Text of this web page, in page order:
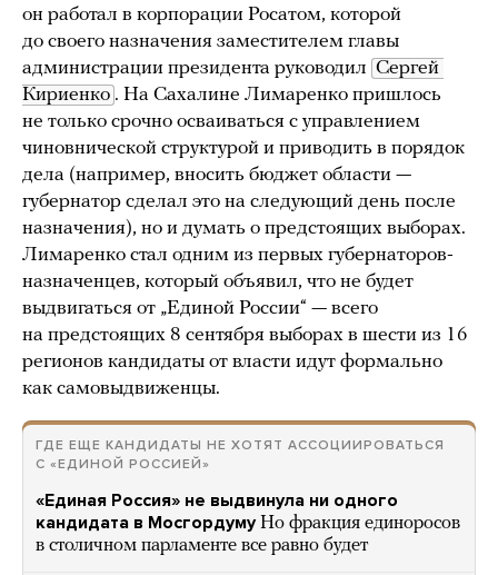
он работал в корпорации Росатом, которой
до своего назначения заместителем главы
администрации президента руководил Сергей
Кириенко . На Сахалине Лимаренко пришлось
не только срочно осваиваться с управлением
чиновнической структурой и приводить в порядок
дела (например, вносить бюджет области —
губернатор сделал это на следующий день после
назначения), но и думать о предстоящих выборах.
Лимаренко стал одним из первых губернаторов-
назначенцев, который объявил, что не будет
выдвигаться от „Единой России“ — всего
на предстоящих 8 сентября выборах в шести из 16
регионов кандидаты от власти идут формально
как самовыдвиженцы.
ГДЕ ЕЩЕ КАНДИДАТЫ НЕ ХОТЯТ АССОЦИИРОВАТЬСЯ
С «ЕДИНОЙ РОССИЕЙ»
«Единая Россия» не выдвинула ни одного
кандидата в Мосгордуму Но фракция единоросов
в столичном парламенте все равно будет